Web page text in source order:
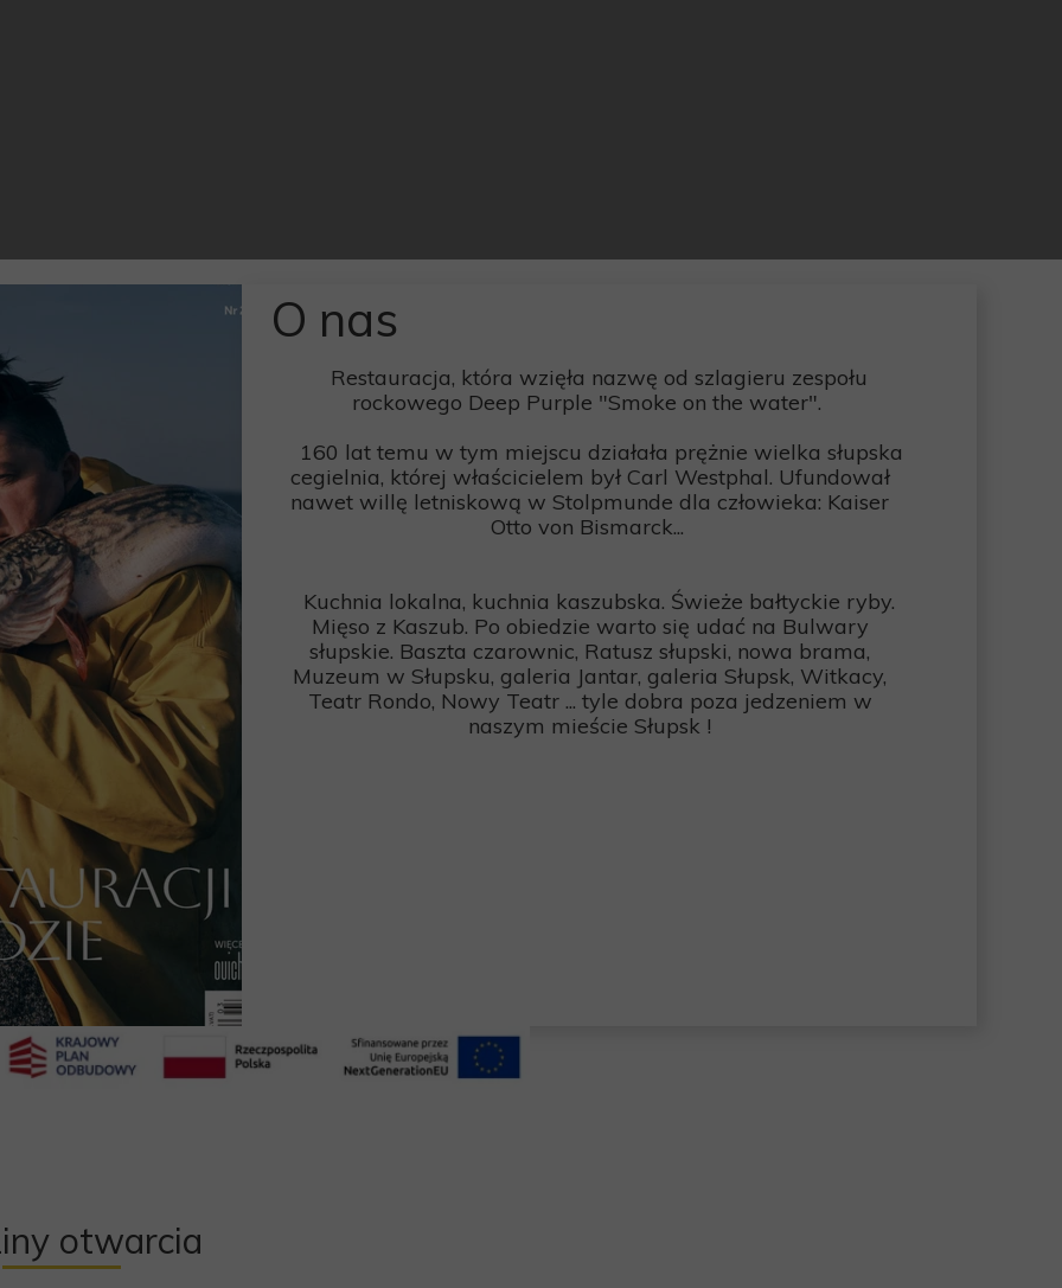
otwarcia
O nas
Restauracja, która wzięła nazwę od szlagieru zespołu
rockowego Deep Purple "Smoke on the water".
160 lat temu w tym miejscu działała prężnie wielka słupska
cegielnia, której właścicielem był Carl Westphal. Ufundował
nawet willę letniskową w Stolpmunde dla człowieka: Kaiser
Otto von Bismarck...
Kuchnia lokalna, kuchnia kaszubska. Świeże bałtyckie ryby.
Mięso z Kaszub. Po obiedzie warto się udać na Bulwary
słupskie. Baszta czarownic, Ratusz słupski, nowa brama,
Muzeum w Słupsku, galeria Jantar, galeria Słupsk, Witkacy,
Teatr Rondo, Nowy Teatr ... tyle dobra poza jedzeniem w
naszym mieście Słupsk !